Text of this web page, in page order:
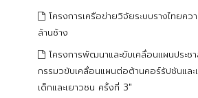
โครงการเครือข่ายวิจัยระบบรางไทยค
ล้านช้าง
โครงการพัฒนาและขับเคลื่อนแผนประช
กรรมวขับเคลื่อนแผนต่อต้านคอร์รัปชันและ
เด็กและเยาวชน คร้้งที่ 3"